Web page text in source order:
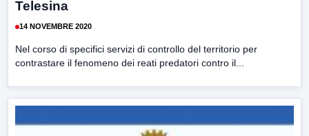
Telesina
14 NOVEMBRE 2020
Nel corso di specifici servizi di controllo del territorio per
contrastare il fenomeno dei reati predatori contro il...